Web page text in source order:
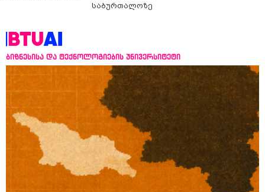
საბურთალოზე
ბიზნესისა და ტექნოლოგიების უნივერსიტეტი